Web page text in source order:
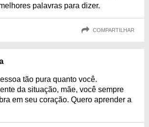
palavras para dizer.
COMPARTILHAR
tão pura quanto você.
da situação, mãe, você sempre
em seu coração. Quero aprender a